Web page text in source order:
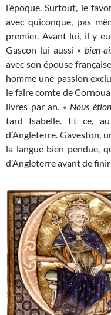
l’époque. Surtout, le
avec quiconque, pas
premier. Avant lui, il y
Gascon lui aussi «bien-
avec son épouse
homme une passion
le faire comte de
livres par an. « Nous
tard Isabelle. Et ce,
d’Angleterre. Gaveston,
la langue bien pendue,
d’Angleterre avant de